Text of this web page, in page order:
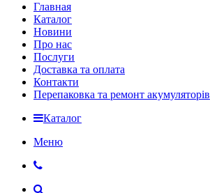
Главная
Каталог
Новини
Про нас
Послуги
Доставка та оплата
Контакти
Перепаковка та ремонт акумуляторів
Каталог
Меню